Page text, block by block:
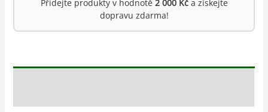
Přidejte produkty v hodnotě 2 000 Kča získejte
dopravu zdarma!